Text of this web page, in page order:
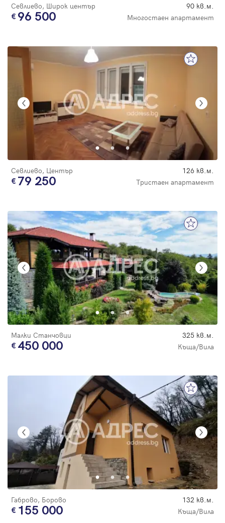
Севлиево, Широк център 90 кв.м.
96 500 Многостаен апартамент
Севлиево, Център 126 кв.м.
79 250 Тристаен апартамент
Малки Станчовци 325 кв.м.
450 000 Къща/Вила
Габрово, Борово 132 кв.м.
155 000 Къща/Вила